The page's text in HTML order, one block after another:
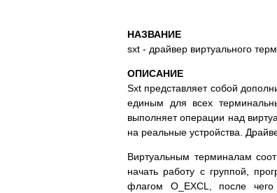
НАЗВАНИЕ
sxt - драйвер виртуального
ОПИСАНИЕ
Sxt представляет собой
единым для всех
выполняет операции над
на реальные устройства.
Виртуальным терминалам
начать работу с группой,
флагом O_EXCL, после